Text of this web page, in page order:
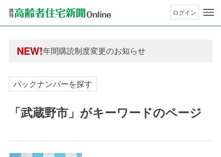
ログイン
NEW!
年間購読制度変更のお知らせ
高齢者住宅新聞 無料会員の皆様へ閲覧本数変更
高齢者住宅新聞 無料会員の皆様へ閲覧本数変更
バックナンバーを探す
「武蔵野市」がキーワードのページ